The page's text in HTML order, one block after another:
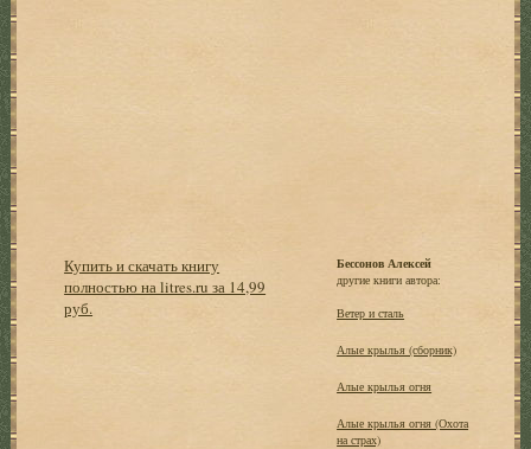
Купить и скачать книгу
полностью на litres.ru за 14,99
руб.
Бессонов Алексей
другие книги автора:
Ветер и сталь
Алые крылья (сборник)
Алые крылья огня
Алые крылья огня (Охота
на страх)